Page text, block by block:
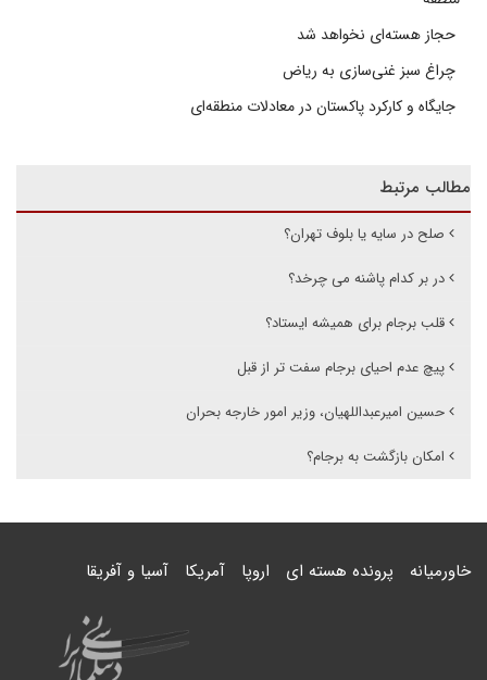
حجاز هسته‌ای نخواهد شد
چراغ سبز غنی‌سازی به ریاض
جایگاه و کارکرد پاکستان در معادلات منطقه‌ای
مطالب مرتبط
صلح در سایه یا بلوف تهران؟
در بر کدام پاشنه می چرخد؟
قلب برجام برای همیشه ایستاد؟
پیچ عدم احیای برجام سفت تر از قبل
حسین امیرعبداللهیان، وزیر امور خارجه بحران
امکان بازگشت به برجام؟
خاورمیانه پرونده هسته ای اروپا آمریکا آسیا و آفریقا